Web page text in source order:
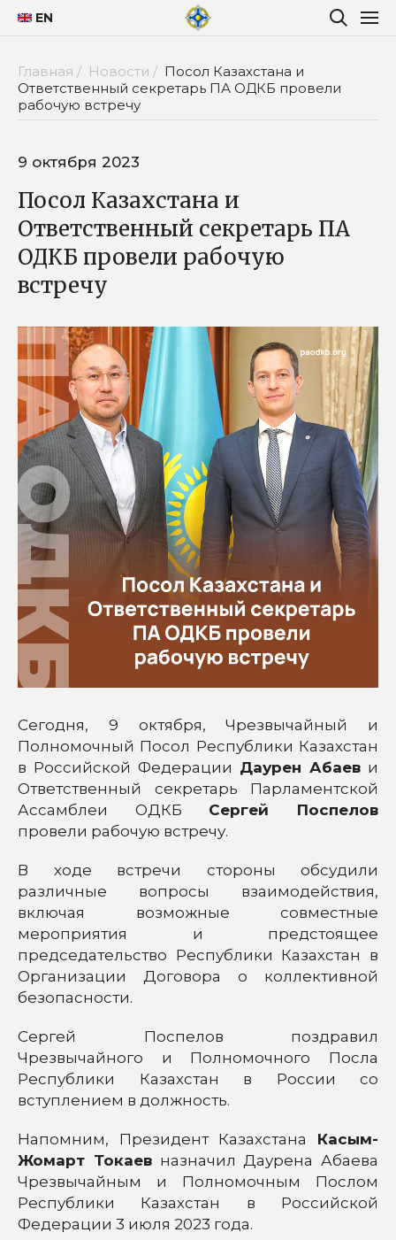
EN
Главная / Новости / Посол Казахстана и
Ответственный секретарь ПА ОДКБ провели
рабочую встречу
9 октября 2023
Посол Казахстана и
Ответственный секретарь ПА
ОДКБ провели рабочую
встречу
Сегодня, 9 октября, Чрезвычайный и
Полномочный Посол Республики Казахстан
в Российской Федерации Даурен Абаев и
Ответственный секретарь Парламентской
Ассамблеи ОДКБ Сергей Поспелов
провели рабочую встречу.
В ходе встречи стороны обсудили
различные вопросы взаимодействия,
включая возможные совместные
мероприятия и предстоящее
председательство Республики Казахстан в
Организации Договора о коллективной
безопасности.
Сергей Поспелов поздравил
Чрезвычайного и Полномочного Посла
Республики Казахстан в России со
вступлением в должность.
Напомним, Президент Казахстана Касым-
Жомарт Токаевназначил Даурена Абаева
Чрезвычайным и Полномочным Послом
Республики Казахстан в Российской
Федерации 3 июля 2023 года.